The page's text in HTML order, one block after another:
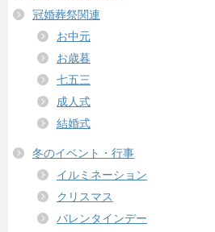
冠婚葬祭関連
お中元
お歳暮
七五三
成人式
結婚式
冬のイベント・行事
イルミネーション
クリスマス
バレンタインデー